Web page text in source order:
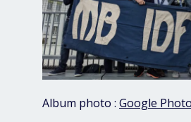
Album photo : Google